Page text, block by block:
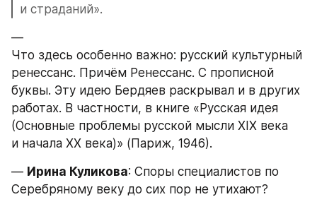
и страданий».
—
Что здесь особенно важно: русский культурный
ренессанс. Причём Ренессанс. С прописной
буквы. Эту идею Бердяев раскрывал и в других
работах. В частности, в книге «Русская идея
(Основные проблемы русской мысли XIX века
и начала XX века)» (Париж, 1946).
— Ирина Куликова: Споры специалистов по
Серебряному веку до сих пор не утихают?